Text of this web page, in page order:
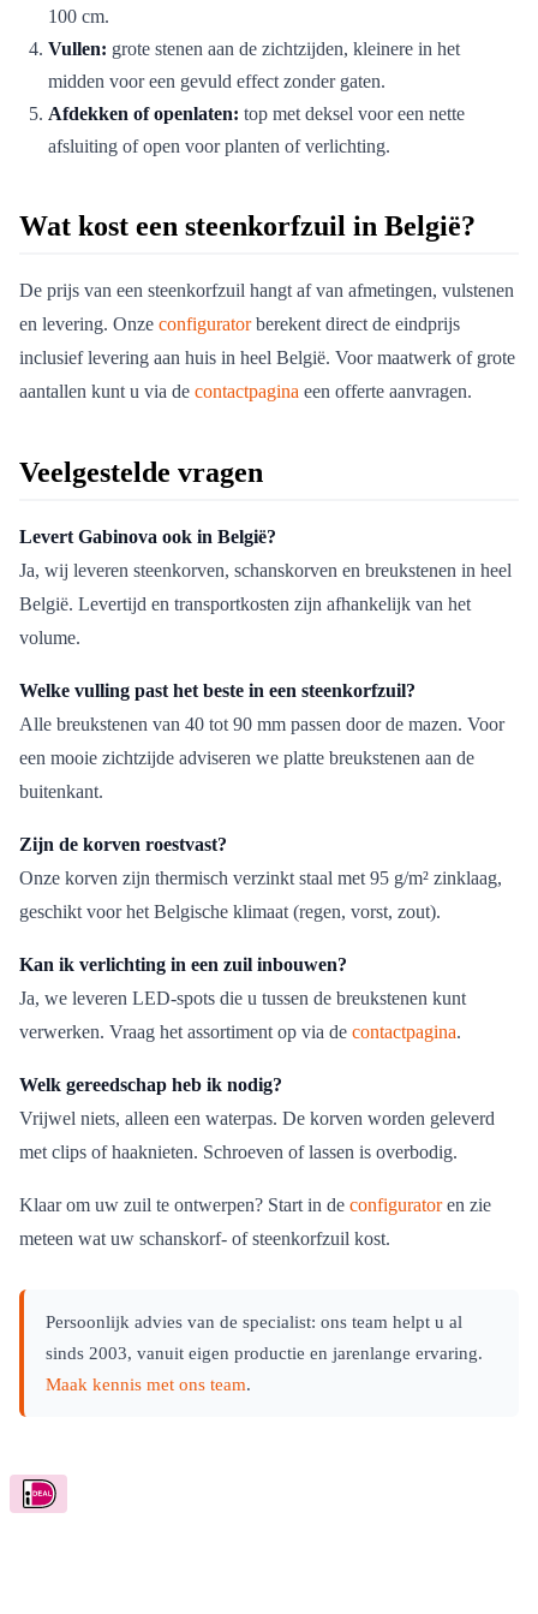
100 cm.
Vullen: grote stenen aan de zichtzijden, kleinere in het
midden voor een gevuld effect zonder gaten.
Afdekken of openlaten: top met deksel voor een nette
afsluiting of open voor planten of verlichting.
Wat kost een steenkorfzuil in België?
De prijs van een steenkorfzuil hangt af van afmetingen, vulstenen
en levering. Onze configuratorberekent direct de eindprijs
inclusief levering aan huis in heel België. Voor maatwerk of grote
aantallen kunt u via de contactpagina een offerte aanvragen.
Veelgestelde vragen
Levert Gabinova ook in België?
Ja, wij leveren steenkorven, schanskorven en breukstenen in heel
België. Levertijd en transportkosten zijn afhankelijk van het
volume.
Welke vulling past het beste in een steenkorfzuil?
Alle breukstenen van 40 tot 90 mm passen door de mazen. Voor
een mooie zichtzijde adviseren we platte breukstenen aan de
buitenkant.
Zijn de korven roestvast?
Onze korven zijn thermisch verzinkt staal met 95 g/m² zinklaag,
geschikt voor het Belgische klimaat (regen, vorst, zout).
Kan ik verlichting in een zuil inbouwen?
Ja, we leveren LED-spots die u tussen de breukstenen kunt
verwerken. Vraag het assortiment op via de contactpagina.
Welk gereedschap heb ik nodig?
Vrijwel niets, alleen een waterpas. De korven worden geleverd
met clips of haaknieten. Schroeven of lassen is overbodig.
Klaar om uw zuil te ontwerpen? Start in de configuratoren zie
meteen wat uw schanskorf- of steenkorfzuil kost.
Persoonlijk advies van de specialist: ons team helpt u al
sinds 2003, vanuit eigen productie en jarenlange ervaring.
Maak kennis met ons team.